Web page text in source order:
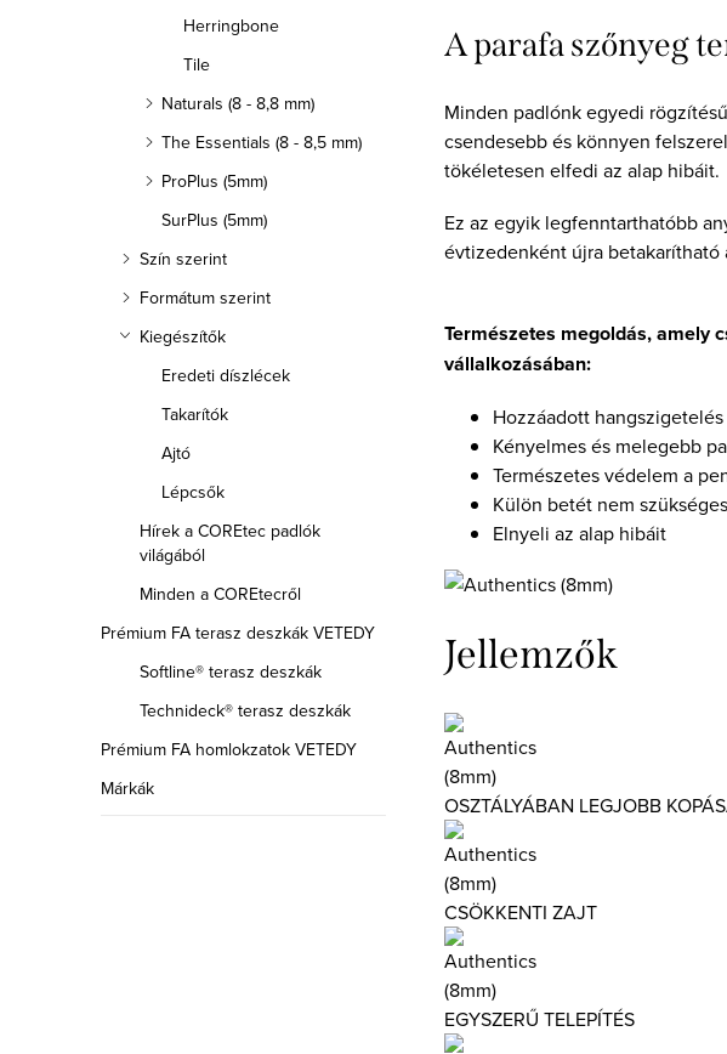
Herringbone
Tile
Naturals (8 - 8,8 mm)
The Essentials (8 - 8,5 mm)
ProPlus (5mm)
SurPlus (5mm)
Szín szerint
Formátum szerint
Kiegészítők
Eredeti díszlécek
Takarítók
Ajtó
Lépcsők
Hírek a COREtec padlók
világából
Minden a COREtecről
Prémium FA terasz deszkák VETEDY
Softline® terasz deszkák
Technideck® terasz deszkák
Prémium FA homlokzatok VETEDY
Márkák
A parafa szőnyeg
Minden padlónk egyedi
csendesebb és könnyen
tökéletesen elfedi az alap hibáit.
Ez az egyik legfenntarthatóbb
évtizedenként újra betakarítható
Természetes megoldás, amely
vállalkozásában:
Hozzáadott hangszigetelés
Kényelmes és melegebb
Természetes védelem a
Külön betét nem szükséges
Elnyeli az alap hibáit
Jellemzők
OSZTÁLYÁBAN LEGJOBB
CSÖKKENTI ZAJT
EGYSZERŰ TELEPÍTÉS